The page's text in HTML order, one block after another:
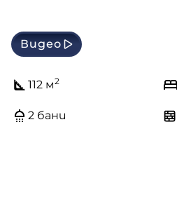
Видео
112 м2
2 бани